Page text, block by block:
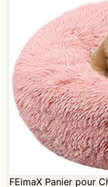
FEimaX Panier pour